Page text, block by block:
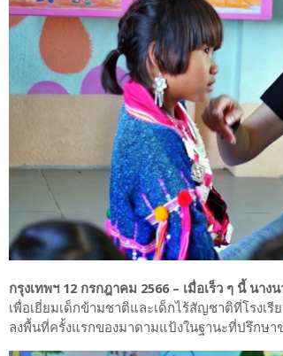
กรุงเทพฯ 12 กรกฎาคม 2566 – เมื่อเร็ว ๆ นี้ นา
เพื่อเยี่ยมเด็กข้ามชาติและเด็กไร้สัญชาติที่โรงเรี
ลงพื้นที่ครั้งแรกของมาดามแป้งในฐานะที่ปรึกษา